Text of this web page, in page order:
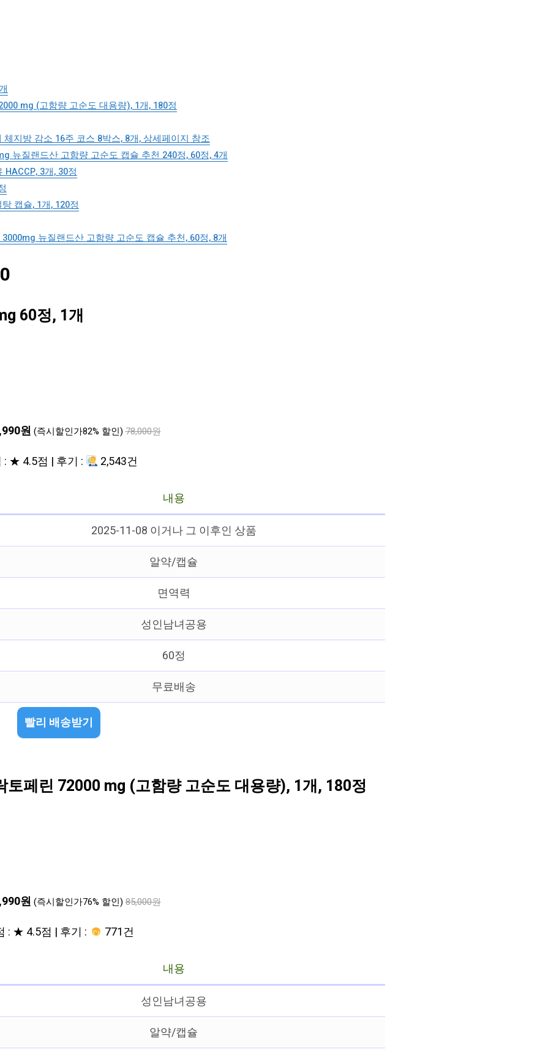
mg (고함량 고순도 대용량), 1개, 180정
지방 감소 16주 코스 8박스, 8개, 상세페이지 참조
뉴질랜드산 고함량 고순도 캡슐 추천 240정, 60정, 4개
3개, 30정
캡슐, 1개, 120정
뉴질랜드산 고함량 고순도 캡슐 추천, 60정, 8개
60정, 1개
원 (즉시할인가82% 할인) 78,000원
: ★ 4.5점 | 후기 : 2,543건
내용
2025-11-08 이거나 그 이후인 상품
알약/캡슐
면역력
성인남녀공용
60정
무료배송
빨리 배송받기
페린 72000 mg (고함량 고순도 대용량), 1개, 180정
원 (즉시할인가76% 할인) 85,000원
: ★ 4.5점 | 후기 : 771건
내용
성인남녀공용
알약/캡슐